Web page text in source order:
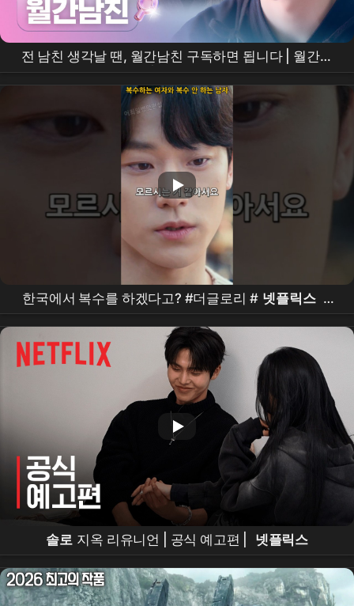
전 남친 생각날 땐, 월간남친 구독하면 됩니다 | 월간남
친 | 넷플릭스
한국에서 복수를 하겠다고? #더글로리 # 넷플릭스 #
드라마
솔로 지옥 리유니언 | 공식 예고편 | 넷플릭스